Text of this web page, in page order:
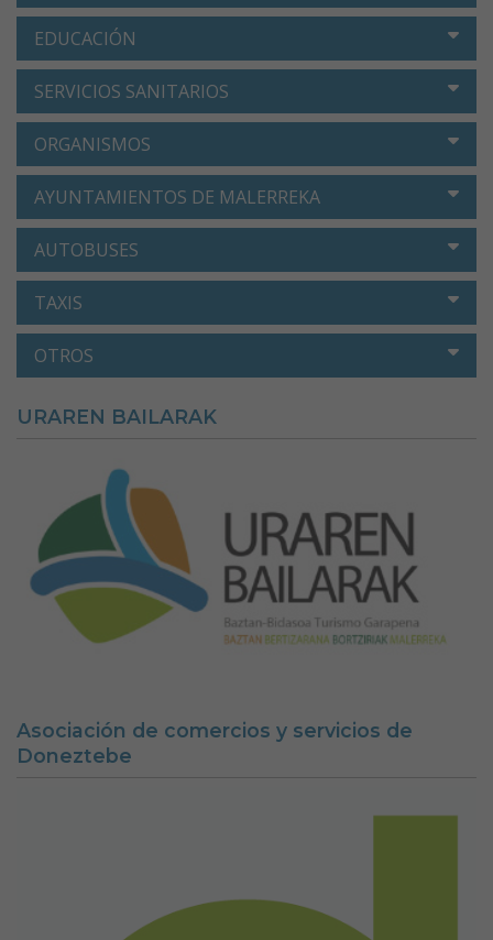
EDUCACIÓN
SERVICIOS SANITARIOS
ORGANISMOS
AYUNTAMIENTOS DE MALERREKA
AUTOBUSES
TAXIS
OTROS
URAREN BAILARAK
Asociación de comercios y servicios de
Doneztebe